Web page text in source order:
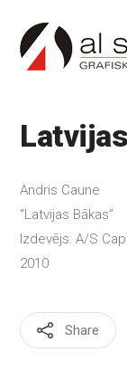
Andris Caune
“Latvijas Bākas”
Izdevējs: A/S
2010
Share